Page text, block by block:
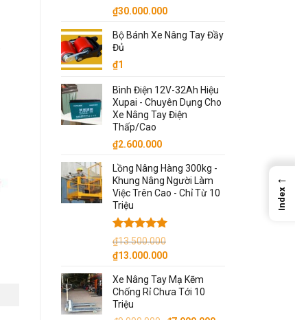
₫30.000.000
Bộ Bánh Xe Nâng Tay Đầy
Đủ
₫1
Bình Điện 12V-32Ah Hiệu
Xupai - Chuyên Dụng Cho
Xe Nâng Tay Điện
Thấp/Cao
₫2.600.000
Lồng Nâng Hàng 300kg -
Khung Nâng Người Làm
Việc Trên Cao - Chỉ Từ 10
Triệu
Được xếp
hạng5.00
5 sao
₫13.500.000
Giá
là:
₫13.500.000.
₫13.000.000Giá
tại
là:
Xe Nâng Tay Mạ Kẽm
Chống Rỉ Chưa Tới 10
Triệu
←
Index